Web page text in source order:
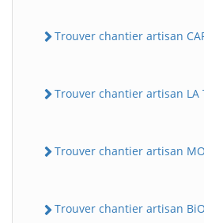
Trouver chantier artisan
Trouver chantier artisan LA
Trouver chantier artisan
Trouver chantier artisan